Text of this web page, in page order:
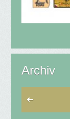
Archiv